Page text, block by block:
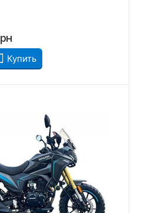
Купить